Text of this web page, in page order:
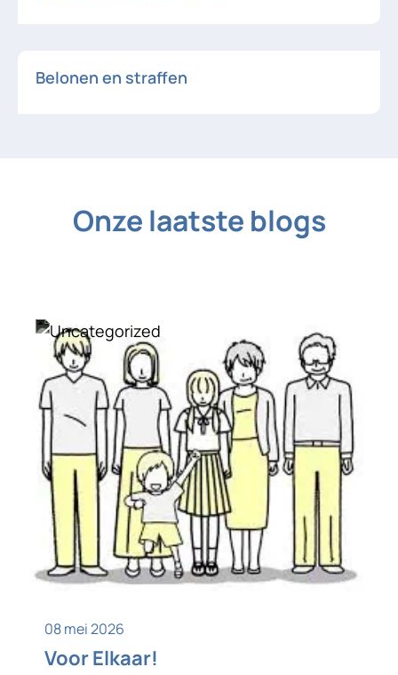
Belonen en straffen
Onze laatste blogs
08 mei 2026
Voor Elkaar!